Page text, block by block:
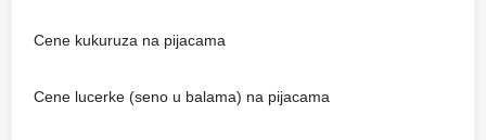
Cene kukuruza na pijacama
Cene lucerke (seno u balama) na pijacama